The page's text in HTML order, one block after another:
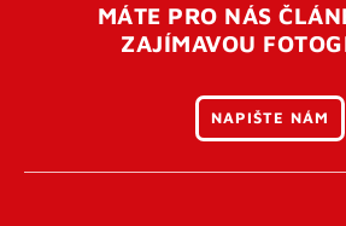
MÁTE PRO NÁS
ZAJÍMAVOU
NAPIŠTE NÁM